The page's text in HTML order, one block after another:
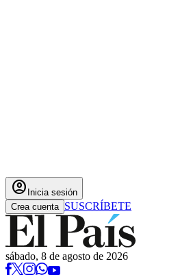
account_circle Inicia sesión
Crea cuenta SUSCRÍBETE
sábado, 8 de agosto de 2026